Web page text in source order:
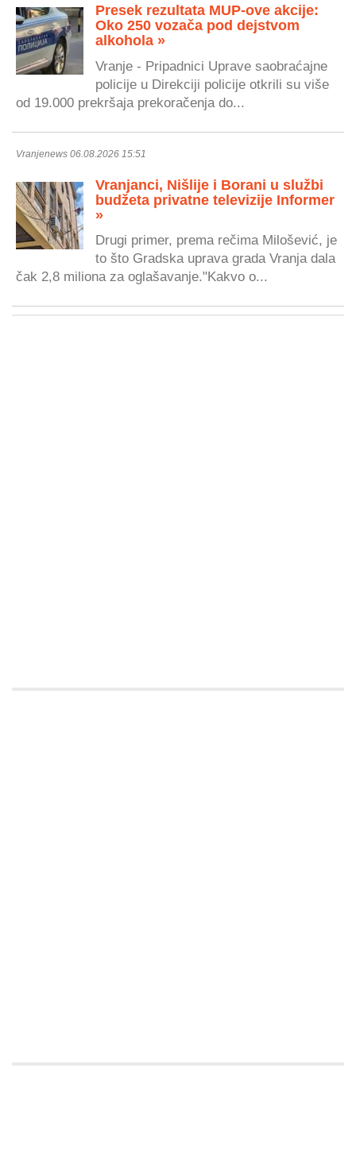
Presek rezultata MUP-ove akcije:
Oko 250 vozača pod dejstvom
alkohola »
Vranje - Pripadnici Uprave saobraćajne
policije u Direkciji policije otkrili su više
od 19.000 prekršaja prekoračenja do...
Vranjenews 06.08.2026 15:51
Vranjanci, Nišlije i Borani u službi
budžeta privatne televizije Informer
»
Drugi primer, prema rečima Milošević, je
to što Gradska uprava grada Vranja dala
čak 2,8 miliona za oglašavanje."Kakvo o...